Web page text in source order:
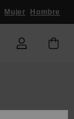
Mujer Hombre